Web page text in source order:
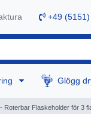
+49
Glögg
Roterbar Flaskeholder för 3